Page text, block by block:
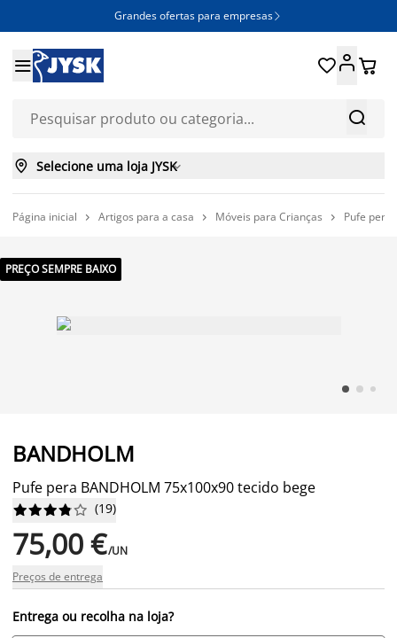
Grandes ofertas para empresas 


 
 Selecione uma loja JYSK
Página inicial  Artigos para a casa  Móveis para Crianças  Pufe pera
PREÇO SEMPRE BAIXO
BANDHOLM
Pufe pera BANDHOLM 75x100x90 tecido bege





 (19)
75,00 €/UN
Preços de entrega
Entrega ou recolha na loja?